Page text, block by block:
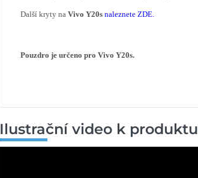
Další kryty na Vivo Y20s naleznete ZDE.
Pouzdro je určeno pro Vivo Y20s.
Ilustrační video k produktu